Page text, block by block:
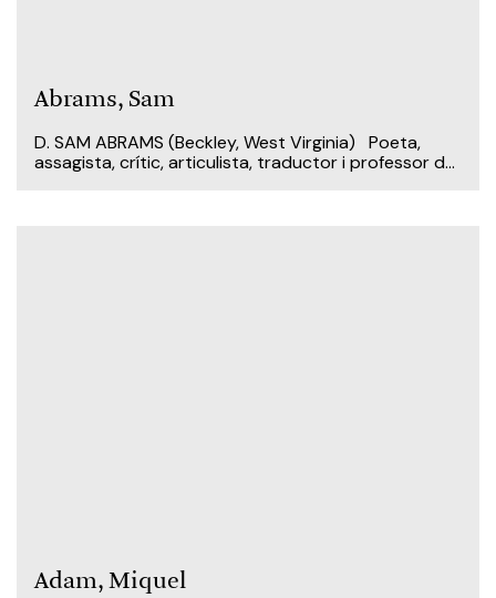
Abrams, Sam
D. SAM ABRAMS (Beckley, West Virginia) Poeta,
assagista, crític, articulista, traductor i professor d...
Adam, Miquel